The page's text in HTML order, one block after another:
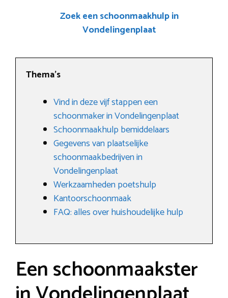
Zoek een schoonmaakhulp in
Vondelingenplaat
Thema’s
Vind in deze vijf stappen een
schoonmaker in Vondelingenplaat
Schoonmaakhulp bemiddelaars
Gegevens van plaatselijke
schoonmaakbedrijven in
Vondelingenplaat
Werkzaamheden poetshulp
Kantoorschoonmaak
FAQ: alles over huishoudelijke hulp
Een schoonmaakster